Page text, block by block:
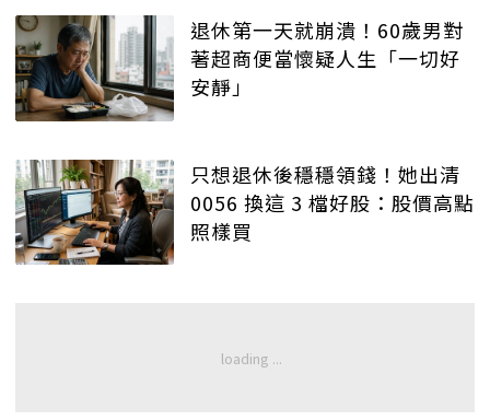
退休第一天就崩潰！60歲男對
著超商便當懷疑人生「一切好
安靜」
只想退休後穩穩領錢！她出清
0056 換這 3 檔好股：股價高點
照樣買